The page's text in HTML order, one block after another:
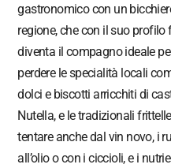
gastronomico con un
regione, che con il suo
diventa il compagno ideale
perdere le specialità locali
dolci e biscotti arricchiti di
Nutella, e le tradizionali
tentare anche dal vin novo, i
all’olio o con i ciccioli, e i